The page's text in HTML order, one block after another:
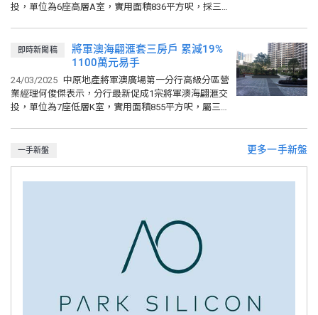
投，單位為6座高層A室，實用面積836平方呎，採三
即時新聞稿
將軍澳海翩滙套三房戶 累減19%
1100萬元易手
24/03/2025 中原地產將軍澳廣場第一分行高級分區營
業經理何俊傑表示，分行最新促成1宗將軍澳海翩滙交
投，單位為7座低層K室，實用面積855平方呎，屬三
一手新盤 更多一手新盤